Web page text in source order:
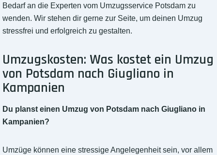
Bedarf an die Experten vom Umzugsservice Potsdam zu
wenden. Wir stehen dir gerne zur Seite, um deinen Umzug
stressfrei und erfolgreich zu gestalten.
Umzugskosten: Was kostet ein Umzug
von Potsdam nach Giugliano in
Kampanien
Du planst einen Umzug von Potsdam nach Giugliano in
Kampanien?
Umzüge können eine stressige Angelegenheit sein, vor allem